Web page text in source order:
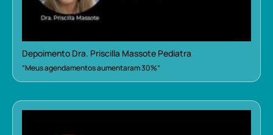
Depoimento Dra. Priscilla Massote Pediatra
“Meus agendamentos aumentaram 30%”